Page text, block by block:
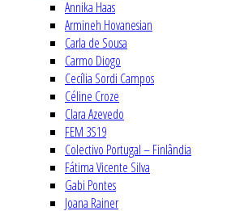
Annika Haas
Armineh Hovanesian
Carla de Sousa
Carmo Diogo
Cecília Sordi Campos
Céline Croze
Clara Azevedo
FEM 3S19
Colectivo Portugal – Finlândia
Fátima Vicente Silva
Gabi Pontes
Joana Rainer